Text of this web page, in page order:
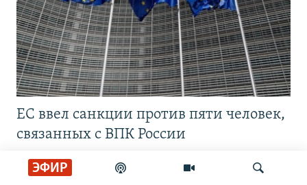
ЭФИР
ЕС ввел санкции против пяти человек,
связанных с ВПК России